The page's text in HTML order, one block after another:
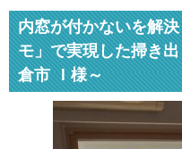
内窓が付かないを解
モ」で実現した掃き
倉市 Ｉ様～